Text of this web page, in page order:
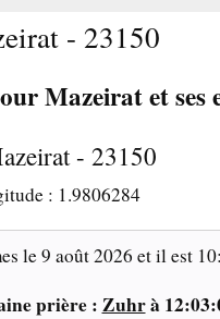
- 23150
Mazeirat et ses
- 23150
: 1.9806284
le9 août 2026 et il est
prière : Zuhrà